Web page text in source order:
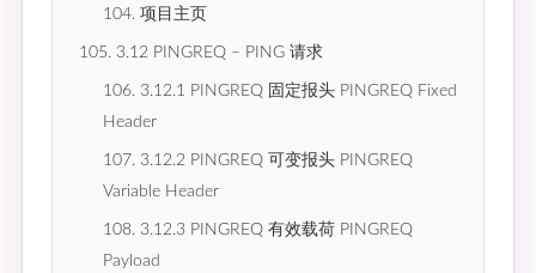
104. 项目主页
105. 3.12 PINGREQ – PING 请求
106. 3.12.1 PINGREQ 固定报头 PINGREQ Fixed
Header
107. 3.12.2 PINGREQ 可变报头 PINGREQ
Variable Header
108. 3.12.3 PINGREQ 有效载荷 PINGREQ
Payload